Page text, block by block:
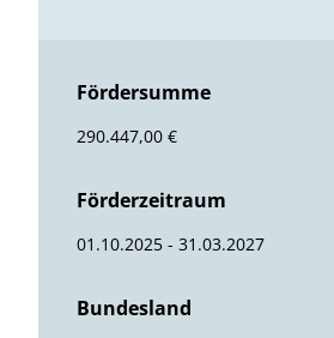
Fördersumme
290.447,00 €
Förderzeitraum
01.10.2025 - 31.03.2027
Bundesland